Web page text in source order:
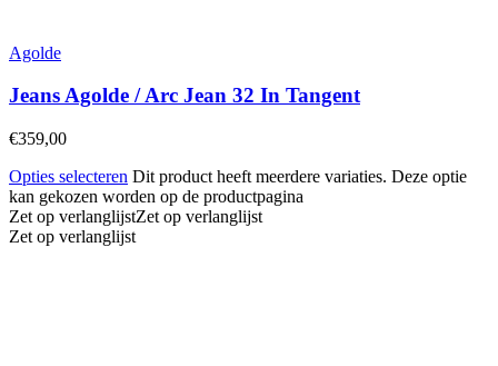
Agolde
Jeans Agolde / Arc Jean 32 In Tangent
€359,00
Opties selecteren Dit product heeft meerdere variaties. Deze optie
kan gekozen worden op de productpagina
Zet op verlanglijstZet op verlanglijst
Zet op verlanglijst